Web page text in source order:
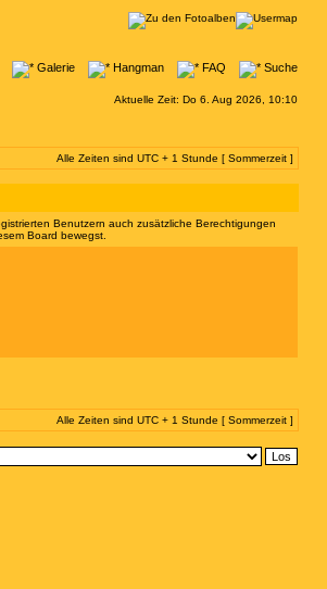
Galerie Hangman FAQ Suche
Aktuelle Zeit: Do 6. Aug 2026, 10:10
Alle Zeiten sind UTC + 1 Stunde [ Sommerzeit ]
Benutzern auch zusätzliche Berechtigungen
Board bewegst.
Alle Zeiten sind UTC + 1 Stunde [ Sommerzeit ]